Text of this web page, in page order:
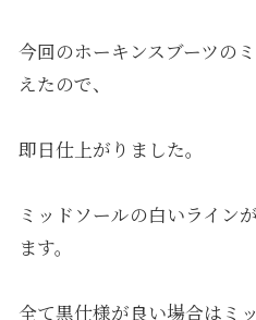
今回のホーキンスブーツの
えたので、
即日仕上がりました。
ミッドソールの白いライン
ます。
全て黒仕様が良い場合はミ